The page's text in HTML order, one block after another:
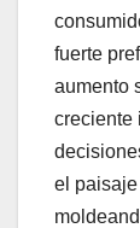
fuerte
aumento
creciente
el